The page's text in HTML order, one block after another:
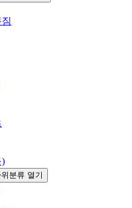
)
분류 열기